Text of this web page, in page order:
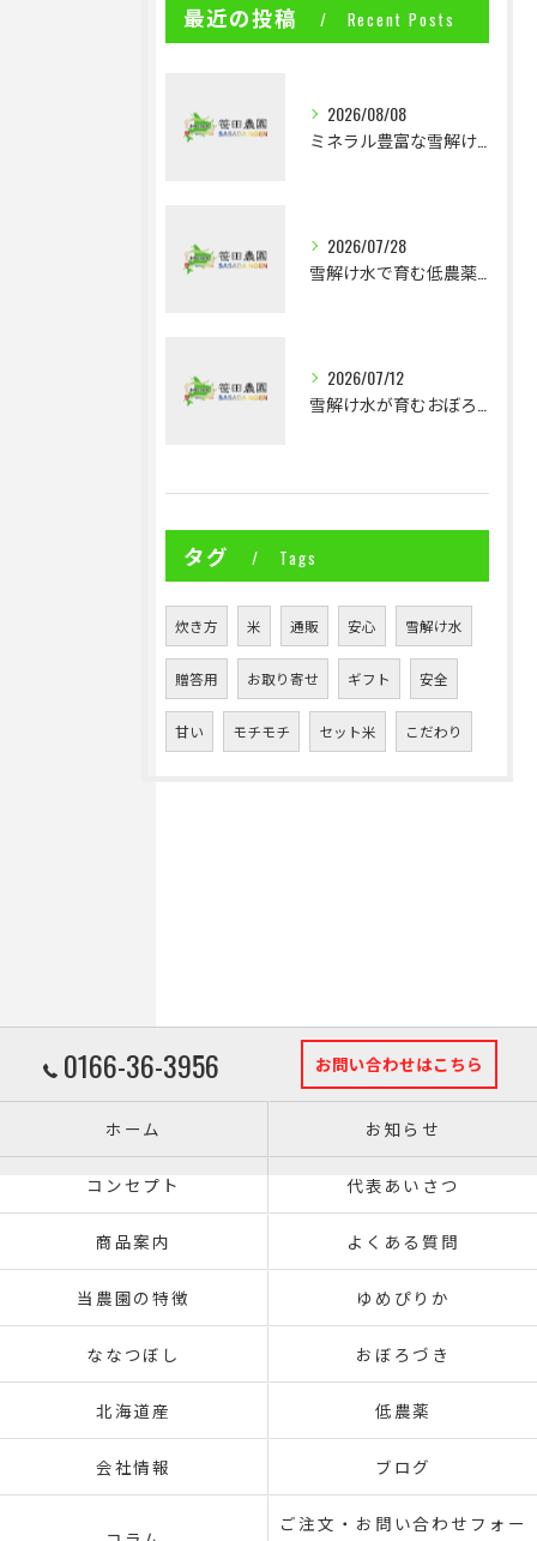
最近の投稿 Recent Posts
2026/08/08
2026/07/28
2026/07/12
タグ Tags
炊き方 米 通販 安心 雪解け水
贈答用 お取り寄せ ギフト 安全
甘い モチモチ セット米 こだわり
0166-36-3956 お問い合わせはこちら
ホーム お知らせ
コンセプト 代表あいさつ
商品案内 よくある質問
当農園の特徴 ゆめぴりか
ななつぼし おぼろづき
北海道産 低農薬
会社情報 ブログ
ご注文・お問い合わせフォー